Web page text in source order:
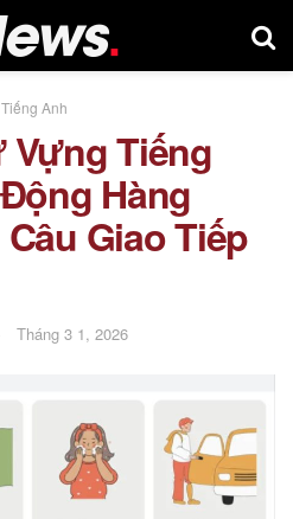
Anh
Tiếng
Hàng
Giao Tiếp
Tháng 3 1, 2026